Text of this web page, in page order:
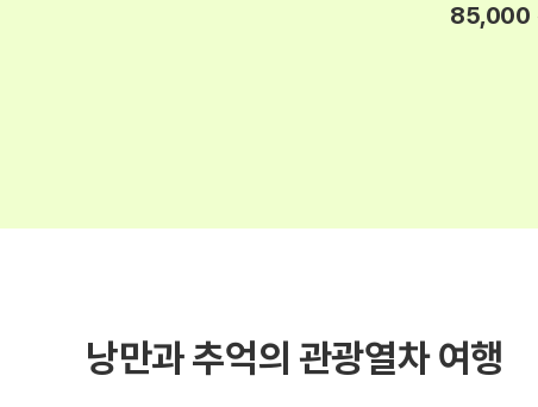
85,000
낭만과 추억의 관광열차 여행